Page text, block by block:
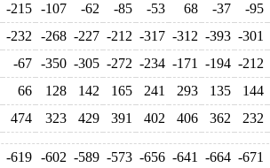
-215 -107 -62 -85 -53 68 -37 -95
-232 -268 -227 -212 -317 -312 -393 -301
-67 -350 -305 -272 -234 -171 -194 -212
66 128 142 165 241 293 135 144
474 323 429 391 402 406 362 232
-619 -602 -589 -573 -656 -641 -664 -671